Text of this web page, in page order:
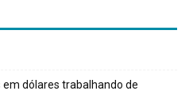
dólares trabalhando de